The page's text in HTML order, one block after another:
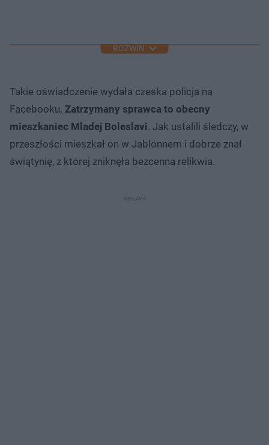
ROZWIŃ
Takie oświadczenie wydała czeska policja na
Facebooku. Zatrzymany sprawca to obecny
mieszkaniec Mladej Boleslavi. Jak ustalili śledczy, w
przeszłości mieszkał on w Jablonnem i dobrze znał
świątynię, z której zniknęła bezcenna relikwia.